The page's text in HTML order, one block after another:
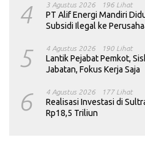
4 3 Agustus 2026 196 Lihat
PT Alif Energi Mandiri
Subsidi Ilegal ke
5 4 Agustus 2026 190 Lihat
Lantik Pejabat Pemkot,
Jabatan, Fokus Kerja Saja
6 4 Agustus 2026 177 Lihat
Realisasi Investasi di
Rp18,5 Triliun